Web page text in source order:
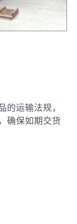
的运输法规，
确保如期交货